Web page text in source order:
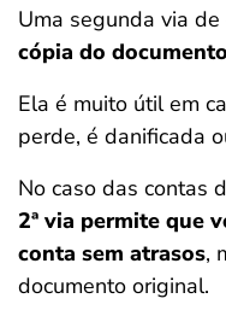
Uma segunda via
cópia do
Ela é muito útil em
perde, é danificada
No caso das contas
2ª via permite que
conta sem atrasos,
documento original.